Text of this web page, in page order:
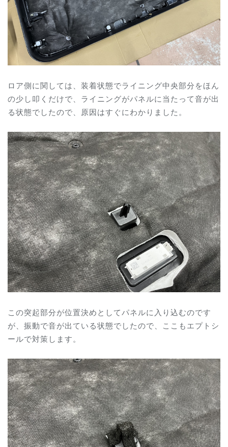
ロア側に関しては、装着状態でライニング中央部分をほん
の少し叩くだけで、ライニングがパネルに当たって音が出
る状態でしたので、原因はすぐにわかりました。
この突起部分が位置決めとしてパネルに入り込むのです
が、振動で音が出ている状態でしたので、ここもエプトシ
ールで対策します。